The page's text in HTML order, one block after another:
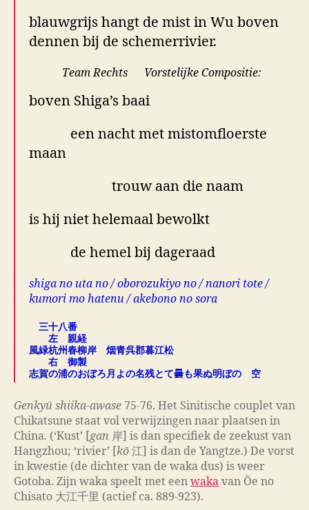
blauwgrijs hangt de mist in Wu boven
dennen bij de schemerrivier.
Team Rechts Vorstelijke Compositie:
boven Shiga’s baai
een nacht met mistomfloerste
maan
trouw aan die naam
is hij niet helemaal bewolkt
de hemel bij dageraad
shiga no uta no / oborozukiyo no / nanori tote /
kumori mo hatenu / akebono no sora
三十八番
左 親経
風緑杭州春柳岸 烟青呉郡暮江松
右 御製
志賀の浦のおぼろ月よの名残とて曇も果ぬ明ぼのゝ空
Genkyū shiika-awase 75-76. Het Sinitische couplet van
Chikatsune staat vol verwijzingen naar plaatsen in
China. (‘Kust’ [gan 岸] is dan specifiek de zeekust van
Hangzhou; ‘rivier’ [kō 江] is dan de Yangtze.) De vorst
in kwestie (de dichter van de waka dus) is weer
Gotoba. Zijn waka speelt met een waka van Ōe no
Chisato 大江千里 (actief ca. 889-923).